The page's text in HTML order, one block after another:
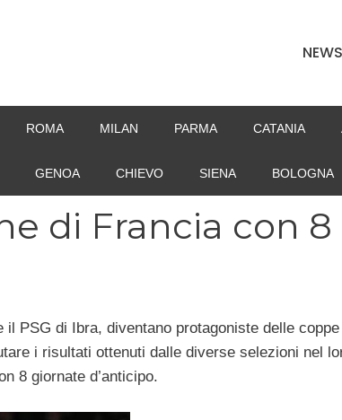
NEWS
ROMA MILAN PARMA CATANIA
GENOA CHIEVO SIENA BOLOGNA
di Francia con 8
PSG di Ibra, diventano protagoniste delle
i risultati ottenuti dalle diverse selezioni nel
8 giornate d’anticipo.